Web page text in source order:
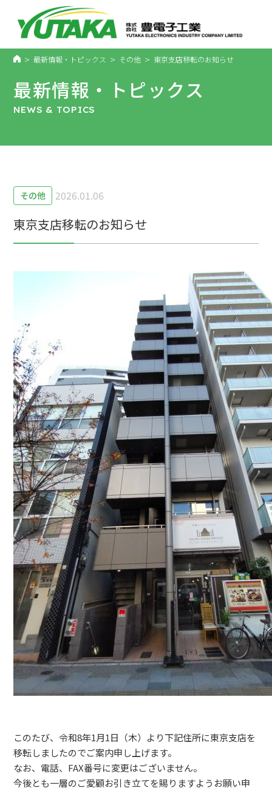
>最新情報・トピックス > その他 > 東京支店移転のお知らせ
最新情報・トピックス
NEWS & TOPICS
その他 2026.01.06
東京支店移転のお知らせ
このたび、令和8年1月1日（木）より下記住所に東京支店を
移転しましたのでご案内申し上げます。
なお、電話、FAX番号に変更はございません。
今後とも一層のご愛顧お引き立てを賜りますようお願い申